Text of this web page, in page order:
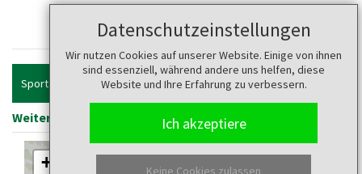
Datenschutzeinstellungen
Wir nutzen Cookies auf unserer Website. Einige von ihnen
sind essenziell, während andere uns helfen, diese
Website und Ihre Erfahrung zu verbessern.
Ich akzeptiere
Keine Cookies zulassen
Touren
Sportart
Weitere Filter anzeigen Filter zurücksetzen
+